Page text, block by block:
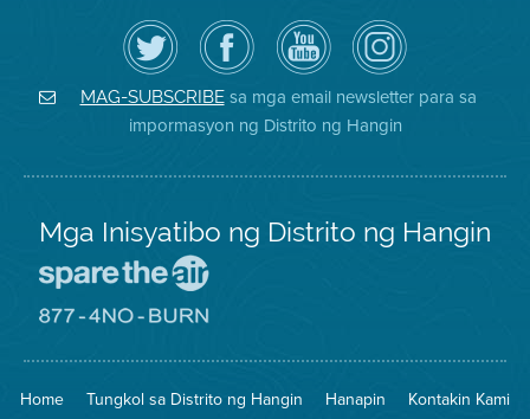
I-
follow
ang
Air
District
sa
Twitter
Bisitahin
ang
Page
sa
Facebook
ng
Distrito
Channel
sa
YouTube
ng
Air
District
Air
District
on
Instagram
MAG-SUBSCRIBEsa mga email newsletter para sa
impormasyon ng Distrito ng Hangin
Mga Inisyatibo ng Distrito ng Hangin
Iligtas
Hangin
8774
na
Home Tungkol sa Distrito ng Hangin Hanapin
Kontakin Kami